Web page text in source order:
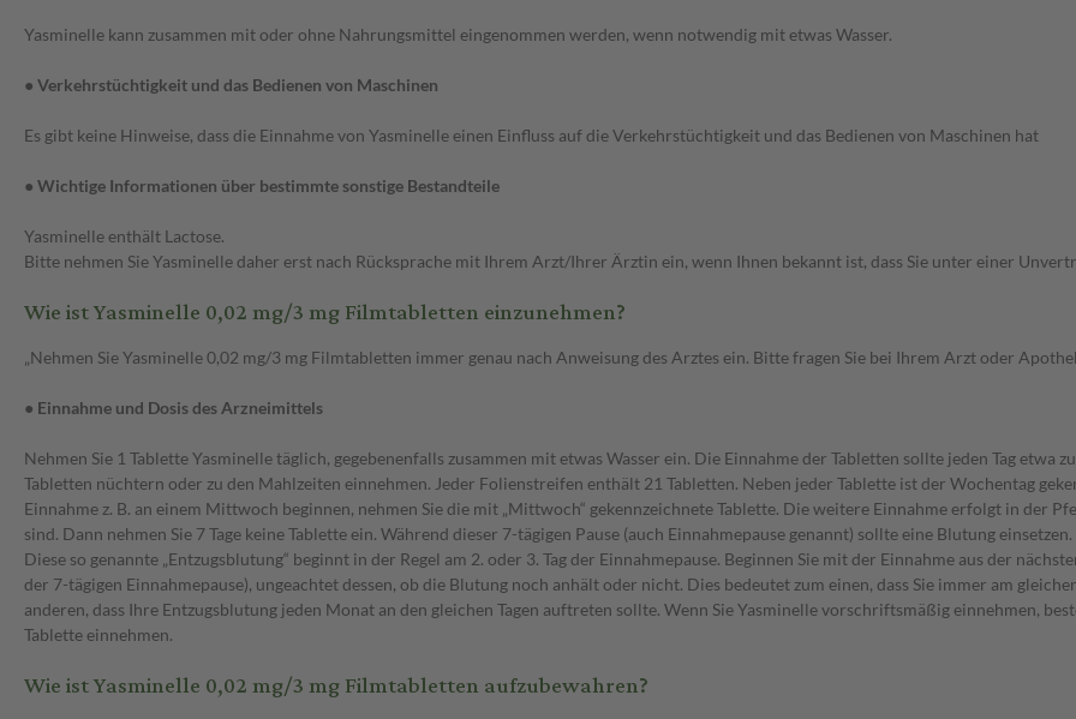
Yasminelle kann zusammen mit oder ohne Nahrungsmittel eingenommen werden, wenn notwendig mit etwas Wasser.
● Verkehrstüchtigkeit und das Bedienen von Maschinen
Es gibt keine Hinweise, dass die Einnahme von Yasminelle einen Einfluss auf die Verkehrstüchtigkeit und das Bedienen von Maschinen hat
● Wichtige Informationen über bestimmte sonstige Bestandteile
Yasminelle enthält Lactose.
Bitte nehmen Sie Yasminelle daher erst nach Rücksprache mit Ihrem Arzt/Ihrer Ärztin ein, wenn Ihnen bekannt ist, dass Sie unter einer
Wie ist Yasminelle 0,02 mg/3 mg Filmtabletten einzunehmen?
„Nehmen Sie Yasminelle 0,02 mg/3 mg Filmtabletten immer genau nach Anweisung des Arztes ein. Bitte fragen Sie bei Ihrem Arzt oder
● Einnahme und Dosis des Arzneimittels
Nehmen Sie 1 Tablette Yasminelle täglich, gegebenenfalls zusammen mit etwas Wasser ein. Die Einnahme der Tabletten sollte jeden Tag etwa
Tabletten nüchtern oder zu den Mahlzeiten einnehmen. Jeder Folienstreifen enthält 21 Tabletten. Neben jeder Tablette ist der Wochentag
Einnahme z. B. an einem Mittwoch beginnen, nehmen Sie die mit „Mittwoch“ gekennzeichnete Tablette. Die weitere Einnahme erfolgt in der
sind. Dann nehmen Sie 7 Tage keine Tablette ein. Während dieser 7-tägigen Pause (auch Einnahmepause genannt) sollte eine Blutung einsetzen.
Diese so genannte „Entzugsblutung“ beginnt in der Regel am 2. oder 3. Tag der Einnahmepause. Beginnen Sie mit der Einnahme aus der
der 7-tägigen Einnahmepause), ungeachtet dessen, ob die Blutung noch anhält oder nicht. Dies bedeutet zum einen, dass Sie immer am
anderen, dass Ihre Entzugsblutung jeden Monat an den gleichen Tagen auftreten sollte. Wenn Sie Yasminelle vorschriftsmäßig einnehmen,
Tablette einnehmen.
Wie ist Yasminelle 0,02 mg/3 mg Filmtabletten aufzubewahren?